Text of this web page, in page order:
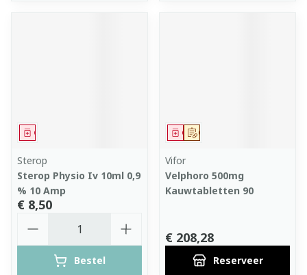
Geneesmiddel
Sterop
Sterop Physio Iv 10ml 0,9
% 10 Amp
€ 8,50
Bestel
Op voorschrift
Geneesmiddel
Vifor
Velphoro 500mg
Kauwtabletten 90
€ 208,28
Reserveer